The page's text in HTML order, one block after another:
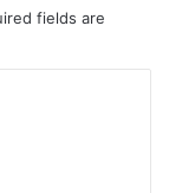
fields are